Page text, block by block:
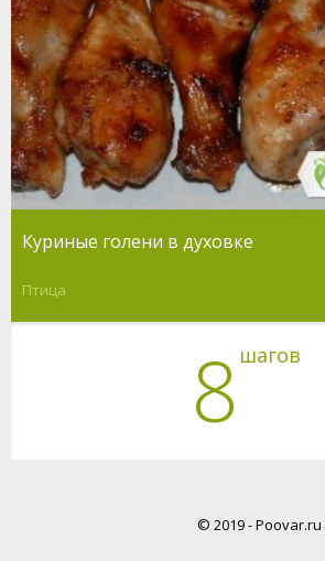
Куриные голени в духовке
Птица
8 шагов
© 2019 -